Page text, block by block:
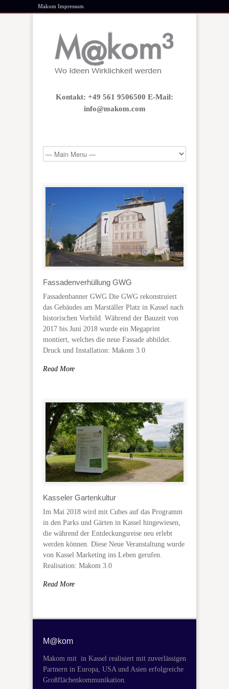
Makom Impressum
Kontakt: +49 561 9506500 E-Mail:
info@makom.com
Fassadenverhüllung GWG
Fassadenbanner GWG Die GWG rekonstruiert
das Gebäudes am Marställer Platz in Kassel nach
historischen Vorbild. Während der Bauzeit von
2017 bis Juni 2018 wurde ein Megaprint
montiert, welches die neue Fassade abbildet.
Druck und Installation: Makom 3.0
Read More
Kasseler Gartenkultur
Im Mai 2018 wird mit Cubes auf das Programm
in den Parks und Gärten in Kassel hingewiesen,
die während der Entdeckungsreise neu erlebt
werden können. Diese Neue Veranstaltung wurde
von Kassel Marketing ins Leben gerufen.
Realisation: Makom 3.0
Read More
M@kom
Makom mit in Kassel realisiert mit zuverlässigen
Partnern in Europa, USA und Asien erfolgreiche
Großflächenkommunikation.